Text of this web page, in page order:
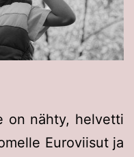
on nähty, helvetti
Euroviisut ja